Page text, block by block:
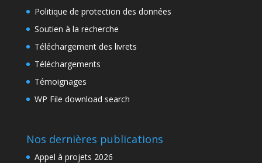
Politique de protection des données
Soutien à la recherche
Téléchargement des livrets
Téléchargements
Témoignages
WP File download search
Nos dernières publications
Appel à projets 2026